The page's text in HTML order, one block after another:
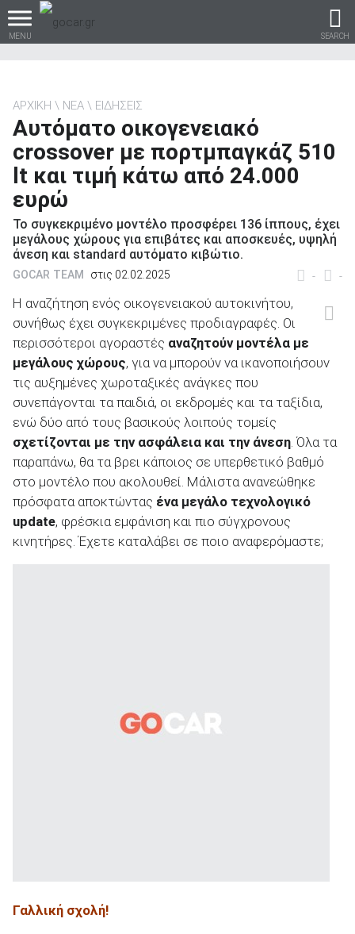
MENU SEARCH
Βρες τα πάντα για το
αυτοκίνητο!
βρες το!
Καινούρια
ΑΝΑΖΗΤΗΣΗ
Μεταχειρισμένα
ΑΡΧΙΚΗ ΝΕΑ ΕΙΔΗΣΕΙΣ
Αυτόματο οικογενειακό
crossover με πορτμπαγκάζ 510
lt και τιμή κάτω από 24.000
ευρώ
Το συγκεκριμένο μοντέλο προσφέρει 136 ίππους, έχει
μεγάλους χώρους για επιβάτες και αποσκευές, υψηλή
άνεση και standard αυτόματο κιβώτιο.
- -
GOCAR TEAM στις 02.02.2025
Η αναζήτηση ενός οικογενειακού αυτοκινήτου,
συνήθως έχει συγκεκριμένες προδιαγραφές. Οι
περισσότεροι αγοραστές αναζητούν μοντέλα με
μεγάλους χώρους, για να μπορούν να ικανοποιήσουν
τις αυξημένες χωροταξικές ανάγκες που
συνεπάγονται τα παιδιά, οι εκδρομές και τα ταξίδια,
ενώ δύο από τους βασικούς λοιπούς τομείς
σχετίζονται με την ασφάλεια και την άνεση . Όλα τα
παραπάνω, θα τα βρει κάποιος σε υπερθετικό βαθμό
στο μοντέλο που ακολουθεί. Μάλιστα ανανεώθηκε
πρόσφατα αποκτώντας ένα μεγάλο τεχνολογικό
update, φρέσκια εμφάνιση και πιο σύγχρονους
κινητήρες. Έχετε καταλάβει σε ποιο αναφερόμαστε;
Γαλλική σχολή!